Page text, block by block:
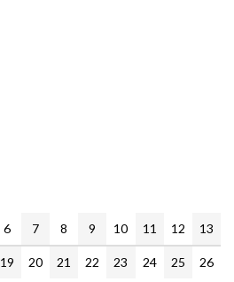
6 7 8 9 10 11 12 13
19 20 21 22 23 24 25
26